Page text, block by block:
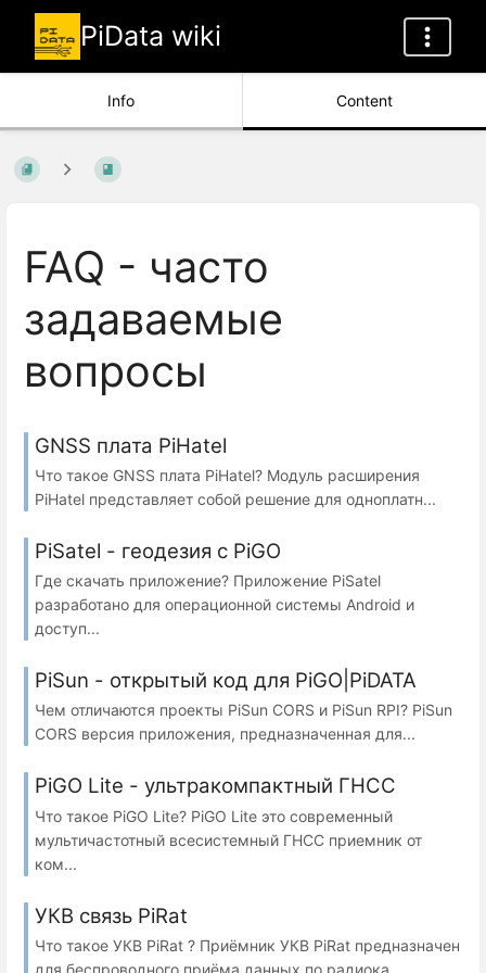
PiData wiki
Info Content
FAQ - часто
задаваемые
вопросы
GNSS плата PiHatel
Что такое GNSS плата PiHatel? Модуль расширения
PiHatel представляет собой решение для одноплатн...
PiSatel - геодезия с PiGO
Где скачать приложение? Приложение PiSatel
разработано для операционной системы Android и
доступ...
PiSun - открытый код для PiGO|PiDATA
Чем отличаются проекты PiSun CORS и PiSun RPI? PiSun
CORS версия приложения, предназначенная для...
PiGO Lite - ультракомпактный ГНСС
Что такое PiGO Lite? PiGO Lite это современный
мультичастотный всесистемный ГНСС приемник от
ком...
УКВ связь PiRat
Что такое УКВ PiRat ? Приёмник УКВ PiRat предназначен
для беспроводного приёма данных по радиока...